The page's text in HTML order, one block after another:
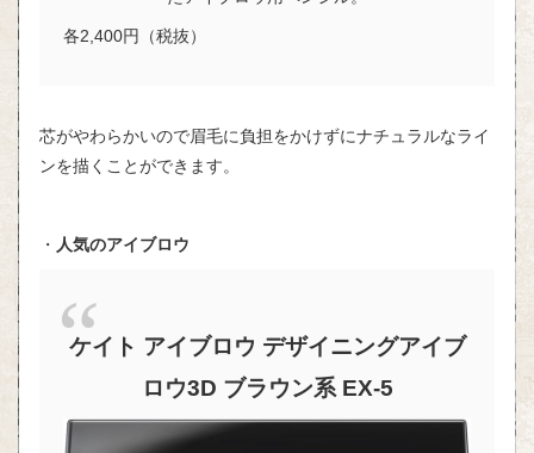
各2,400円（税抜）
芯がやわらかいので眉毛に負担をかけずにナチュラルなライ
ンを描くことができます。
・ 人気のアイブロウ
ケイト アイブロウ デザイニングアイブ
ロウ3D ブラウン系 EX-5